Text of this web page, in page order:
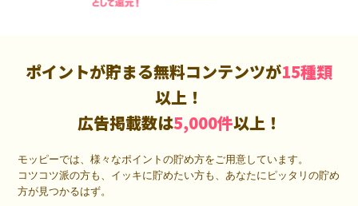
ポイントが貯まる無料コンテンツが15種類
以上！
広告掲載数は5,000件以上！
モッピーでは、様々なポイントの貯め方をご用意しています。
コツコツ派の方も、イッキに貯めたい方も、あなたにピッタリの貯め
方が見つかるはず。